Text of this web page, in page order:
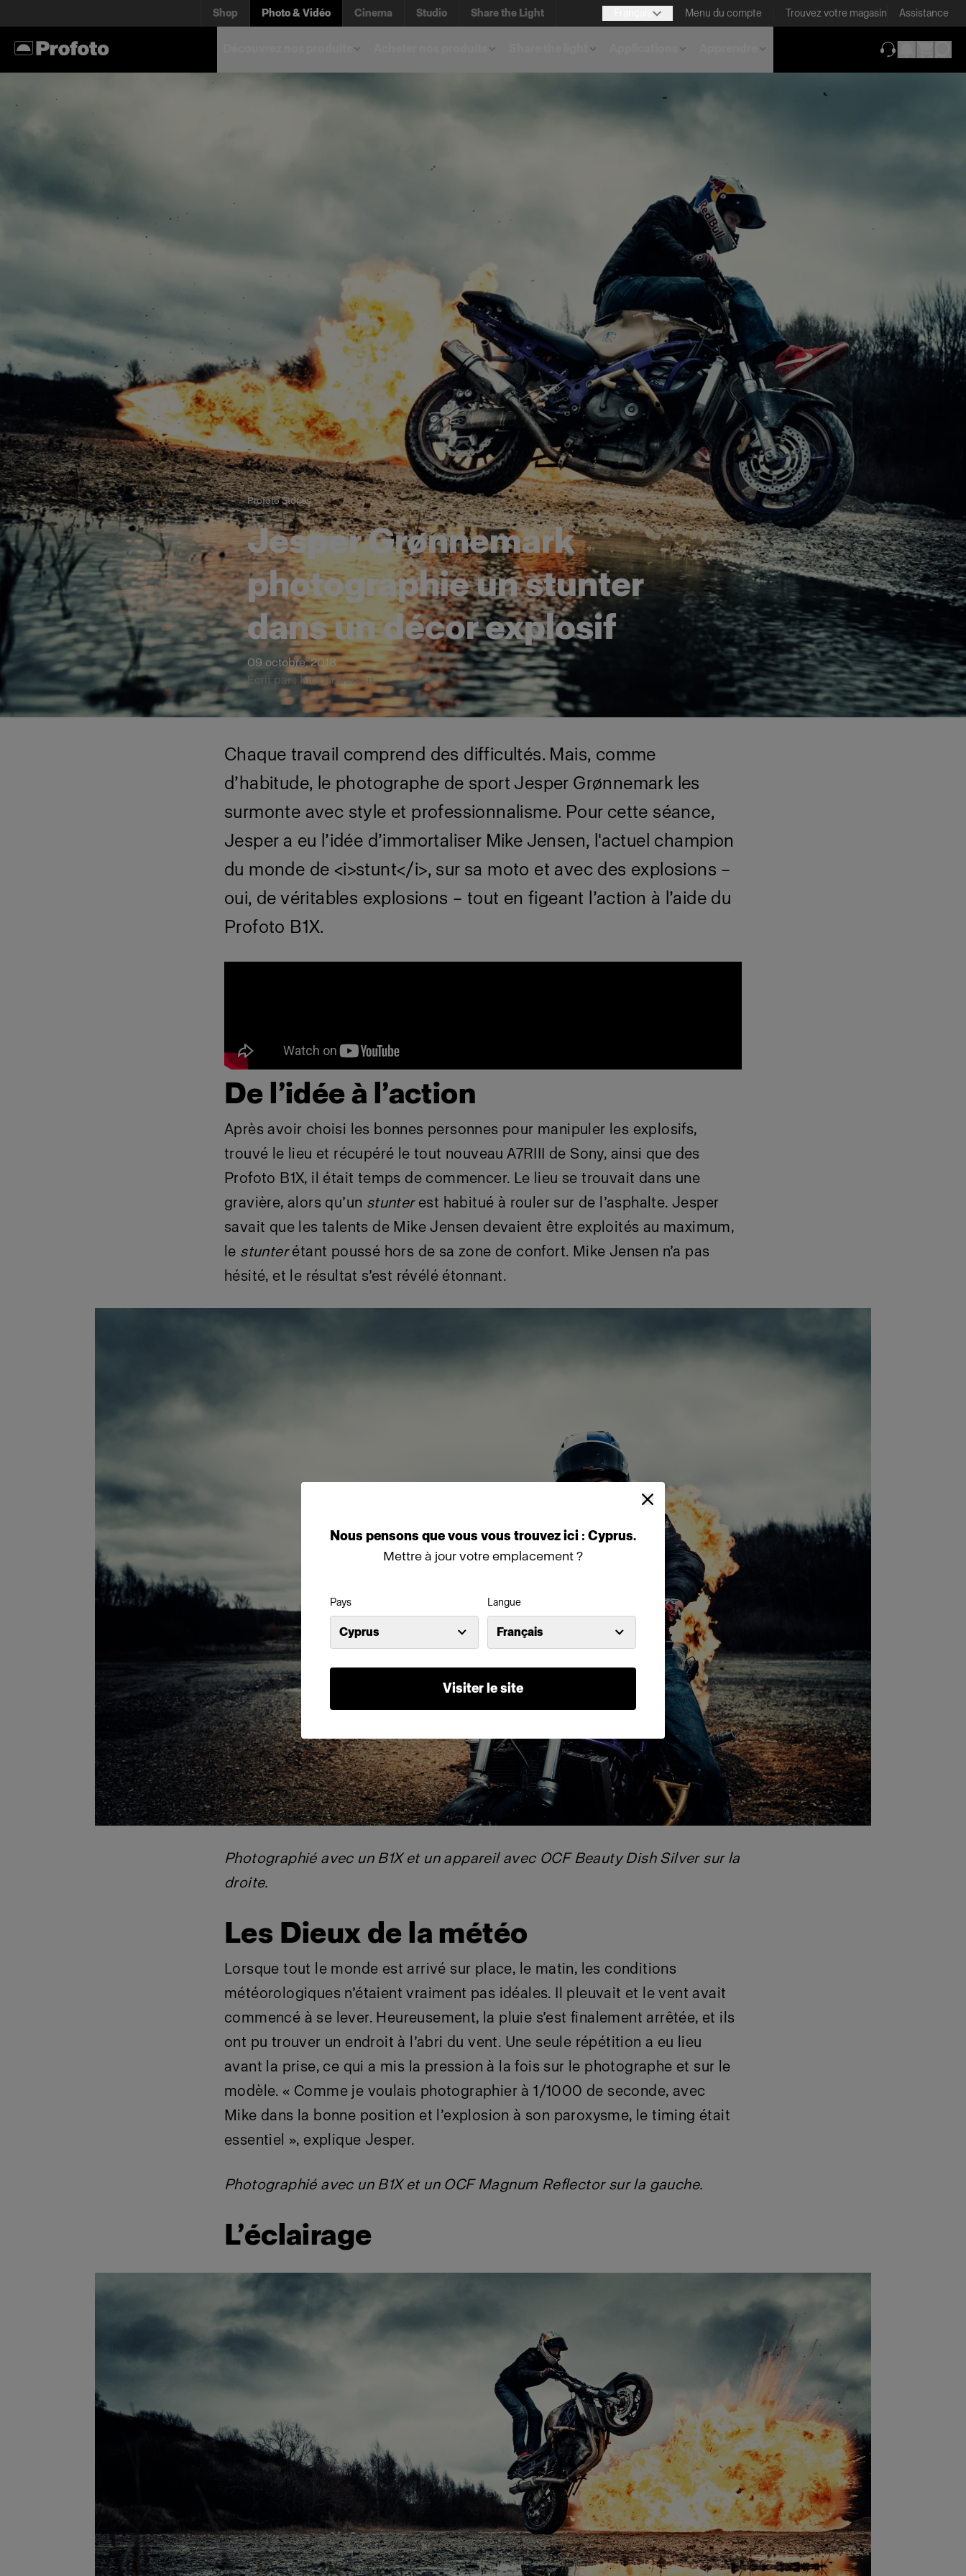
Nous pensons quevous vous trouvezici : Cyprus.
Mettre à jour votre emplacement ?
Pays
Cyprus
Langue
Français
Visiter le site
Shop Photo & Vidéo Cinema Studio Share the Light Menu du compte Trouvez votre magasin Assistance
Profoto Stories
Jesper Grønnemark
photographie un stunter
dans un décor explosif
09 octobre, 2018
Écrit par : Kira Andersen
Chaque travail comprend des difficultés. Mais, comme
d’habitude, le photographe de sport Jesper Grønnemark les
surmonte avec style et professionnalisme. Pour cette séance,
Jesper a eu l’idée d’immortaliser Mike Jensen, l'actuel champion
du monde de <i>stunt</i>, sur sa moto et avec des explosions –
oui, de véritables explosions – tout en figeant l’action à l’aide du
Profoto B1X.
De l’idée à l’action
Après avoir choisi les bonnes personnes pour manipuler les explosifs,
trouvé le lieu et récupéré le tout nouveau A7RIII de Sony, ainsi que des
Profoto B1X, il était temps de commencer. Le lieu se trouvait dans une
gravière, alors qu’un stunter est habitué à rouler sur de l’asphalte. Jesper
savait que les talents de Mike Jensen devaient être exploités au maximum,
le stunterétant poussé hors de sa zone de confort. Mike Jensen n’a pas
hésité, et le résultat s’est révélé étonnant.
Photographié avec un B1X et un appareil avec OCF Beauty Dish Silver sur la
droite.
Les Dieux de la météo
Lorsque tout le monde est arrivé sur place, le matin, les conditions
météorologiques n’étaient vraiment pas idéales. Il pleuvait et le vent avait
commencé à se lever. Heureusement, la pluie s’est finalement arrêtée, et ils
ont pu trouver un endroit à l’abri du vent. Une seule répétition a eu lieu
avant la prise, ce qui a mis la pression à la fois sur le photographe et sur le
modèle. « Comme je voulais photographier à 1/1000 de seconde, avec
Mike dans la bonne position et l’explosion à son paroxysme, le timing était
essentiel », explique Jesper.
Photographié avec un B1X et un OCF Magnum Reflector sur la gauche.
L’éclairage